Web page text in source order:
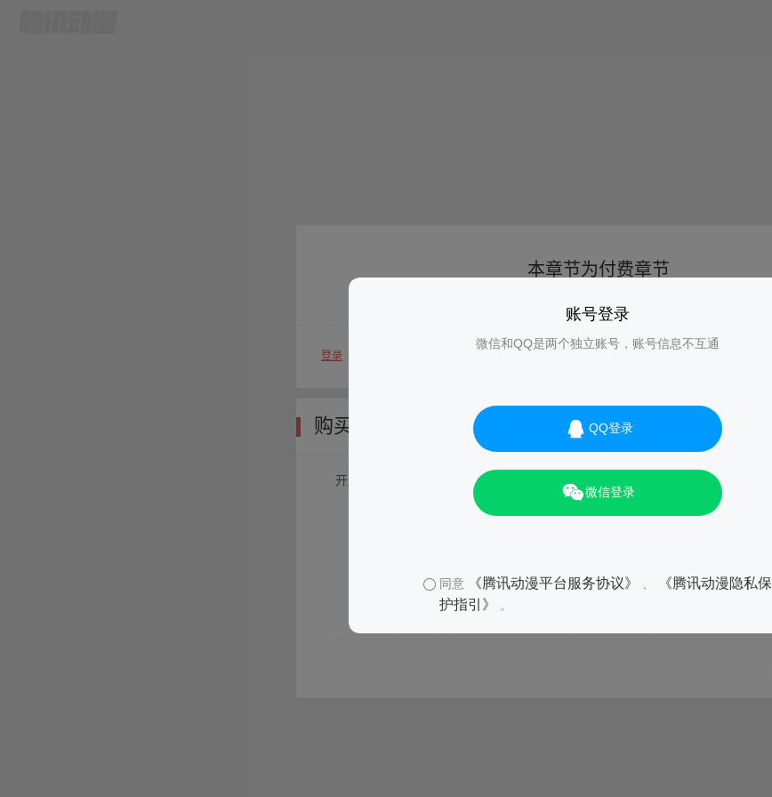
账号登录
微信和QQ是两个独立账号，账号信息不互通
QQ登录
微信登录
同意 《腾讯动漫平台服务协议》
《腾讯动漫隐私保
护指引》
。